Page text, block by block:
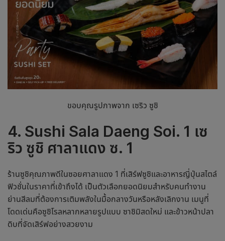
ขอบคุณรูปภาพจาก เซริว ซูชิ
4. Sushi Sala Daeng Soi. 1 เซ
ริว ซูชิ ศาลาแดง ซ. 1
ร้านซูชิคุณภาพดีในซอยศาลาแดง 1 ที่เสิร์ฟซูชิและอาหารญี่ปุ่นสไตล์
ฟิวชั่นในราคาที่เข้าถึงได้ เป็นตัวเลือกยอดนิยมสำหรับคนทำงาน
ย่านสีลมที่ต้องการเติมพลังในมื้อกลางวันหรือหลังเลิกงาน เมนูที่
โดดเด่นคือซูชิโรลหลากหลายรูปแบบ ซาชิมิสดใหม่ และข้าวหน้าปลา
ดิบที่จัดเสิร์ฟอย่างสวยงาม